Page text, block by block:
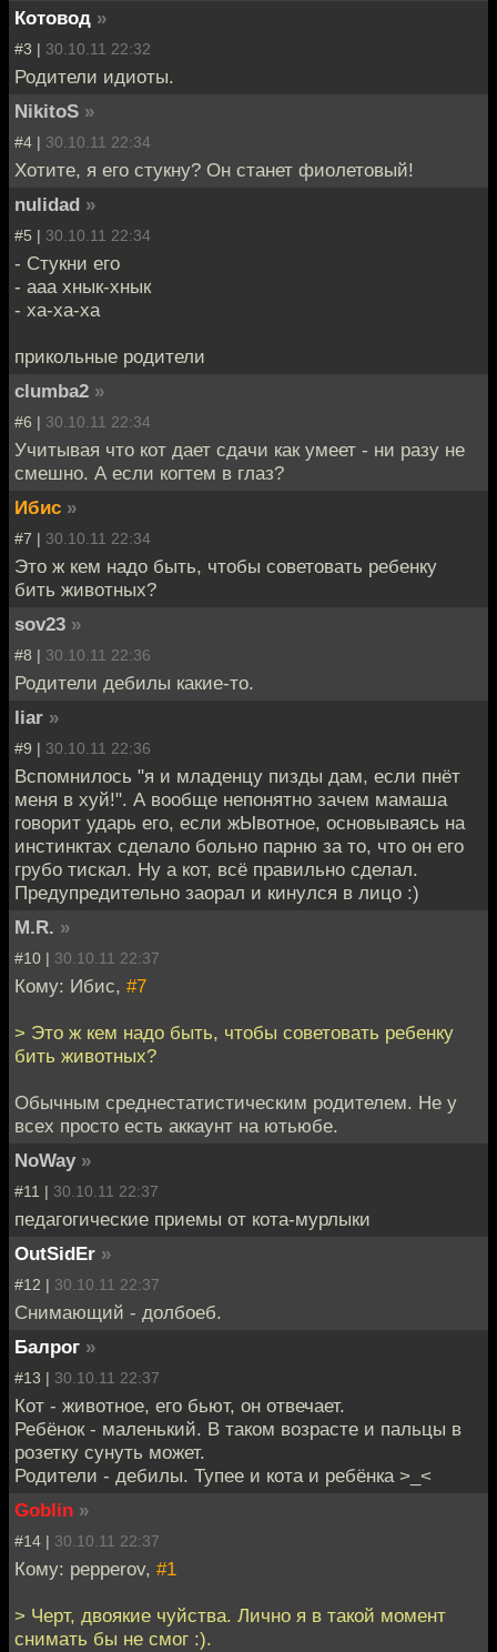
Котовод »
#3 | 30.10.11 22:32
Родители идиоты.
NikitoS »
#4 | 30.10.11 22:34
Хотите, я его стукну? Он станет фиолетовый!
nulidad »
#5 | 30.10.11 22:34
- Стукни его
- ааа хнык-хнык
- ха-ха-ха
прикольные родители
clumba2 »
#6 | 30.10.11 22:34
Учитывая что кот дает сдачи как умеет - ни разу не
смешно. А если когтем в глаз?
Ибис »
#7 | 30.10.11 22:34
Это ж кем надо быть, чтобы советовать ребенку
бить животных?
sov23 »
#8 | 30.10.11 22:36
Родители дебилы какие-то.
liar »
#9 | 30.10.11 22:36
Вспомнилось "я и младенцу пизды дам, если пнёт
меня в хуй!". А вообще непонятно зачем мамаша
говорит ударь его, если жЫвотное, основываясь на
инстинктах сделало больно парню за то, что он его
грубо тискал. Ну а кот, всё правильно сделал.
Предупредительно заорал и кинулся в лицо :)
M.R. »
#10 | 30.10.11 22:37
Кому: Ибис, #7
> Это ж кем надо быть, чтобы советовать ребенку
бить животных?
Обычным среднестатистическим родителем. Не у
всех просто есть аккаунт на ютьюбе.
NoWay »
#11 | 30.10.11 22:37
педагогические приемы от кота-мурлыки
OutSidEr »
#12 | 30.10.11 22:37
Снимающий - долбоеб.
Балрог »
#13 | 30.10.11 22:37
Кот - животное, его бьют, он отвечает.
Ребёнок - маленький. В таком возрасте и пальцы в
розетку сунуть может.
Родители - дебилы. Тупее и кота и ребёнка >_<
Goblin »
#14 | 30.10.11 22:37
Кому: pepperov, #1
> Черт, двоякие чуйства. Лично я в такой момент
снимать бы не смог :).